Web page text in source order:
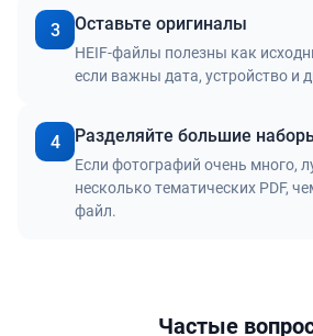
3 Оставьте оригиналы
HEIF-файлы полезны как
если важны дата, устройство и
4 Разделяйте большие
Если фотографий очень много,
несколько тематических PDF,
файл.
Частые